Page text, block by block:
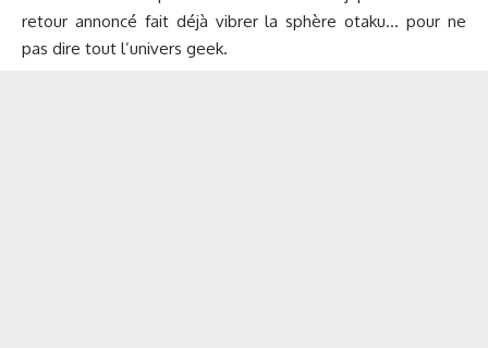
retour annoncé fait déjà vibrer la sphère otaku… pour ne
pas dire tout l’univers geek.